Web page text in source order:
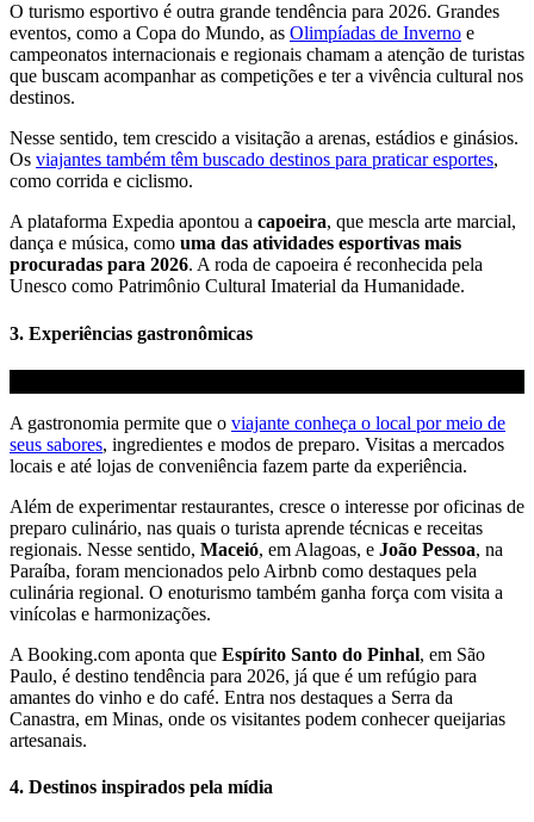
O turismo esportivo é outra grande tendência para 2026. Grandes
eventos, como a Copa do Mundo, as Olimpíadas de Inverno e
campeonatos internacionais e regionais chamam a atenção de turistas
que buscam acompanhar as competições e ter a vivência cultural nos
destinos.
Nesse sentido, tem crescido a visitação a arenas, estádios e ginásios.
Os viajantes também têm buscado destinos para praticar esportes,
como corrida e ciclismo.
A plataforma Expedia apontou a capoeira, que mescla arte marcial,
dança e música, como uma das atividades esportivas mais
procuradas para 2026. A roda de capoeira é reconhecida pela
Unesco como Patrimônio Cultural Imaterial da Humanidade.
3. Experiências gastronômicas
A gastronomia permite que o viajante conheça o local por meio de
seus sabores, ingredientes e modos de preparo. Visitas a mercados
locais e até lojas de conveniência fazem parte da experiência.
Além de experimentar restaurantes, cresce o interesse por oficinas de
preparo culinário, nas quais o turista aprende técnicas e receitas
regionais. Nesse sentido, Maceió, em Alagoas, e João Pessoa, na
Paraíba, foram mencionados pelo Airbnb como destaques pela
culinária regional. O enoturismo também ganha força com visita a
vinícolas e harmonizações.
A Booking.com aponta que Espírito Santo do Pinhal, em São
Paulo, é destino tendência para 2026, já que é um refúgio para
amantes do vinho e do café. Entra nos destaques a Serra da
Canastra, em Minas, onde os visitantes podem conhecer queijarias
artesanais.
4. Destinos inspirados pela mídia